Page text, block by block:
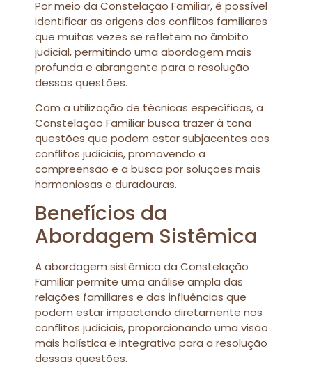
Por meio da Constelação Familiar, é possível
identificar as origens dos conflitos familiares
que muitas vezes se refletem no âmbito
judicial, permitindo uma abordagem mais
profunda e abrangente para a resolução
dessas questões.
Com a utilização de técnicas específicas, a
Constelação Familiar busca trazer à tona
questões que podem estar subjacentes aos
conflitos judiciais, promovendo a
compreensão e a busca por soluções mais
harmoniosas e duradouras.
Benefícios da
Abordagem Sistêmica
A abordagem sistêmica da Constelação
Familiar permite uma análise ampla das
relações familiares e das influências que
podem estar impactando diretamente nos
conflitos judiciais, proporcionando uma visão
mais holística e integrativa para a resolução
dessas questões.